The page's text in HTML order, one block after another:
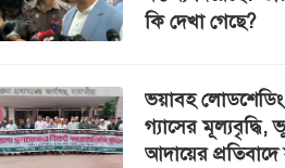
কি দেখা গেছে?
ভয়াবহ
গ্যাসের মূল্যবৃদ্ধি,
আদায়ের প্রতিবাদে